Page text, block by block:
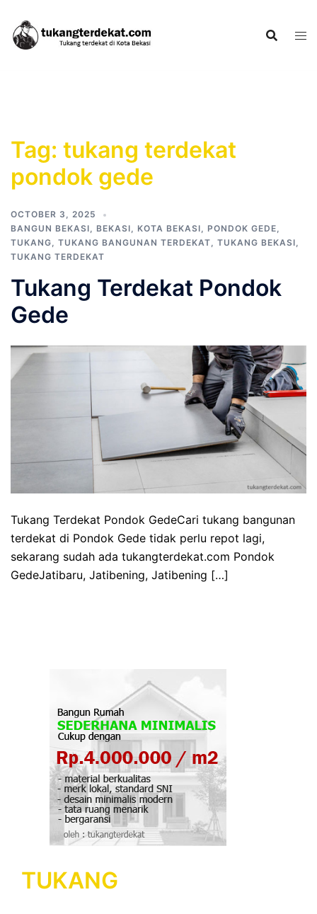
content
Tag: tukang terdekat
pondok gede
OCTOBER 3, 2025
BANGUN BEKASI, BEKASI, KOTA BEKASI, PONDOK GEDE,
TUKANG, TUKANG BANGUNAN TERDEKAT, TUKANG BEKASI,
TUKANG TERDEKAT
Tukang Terdekat Pondok
Gede
Tukang Terdekat Pondok GedeCari tukang bangunan
terdekat di Pondok Gede tidak perlu repot lagi,
sekarang sudah ada tukangterdekat.com Pondok
GedeJatibaru, Jatibening, Jatibening […]
TUKANG